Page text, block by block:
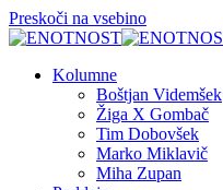
Preskoči na vsebino
Kolumne
Boštjan Videmšek
Žiga X Gombač
Tim Dobovšek
Marko Miklavič
Miha Zupan